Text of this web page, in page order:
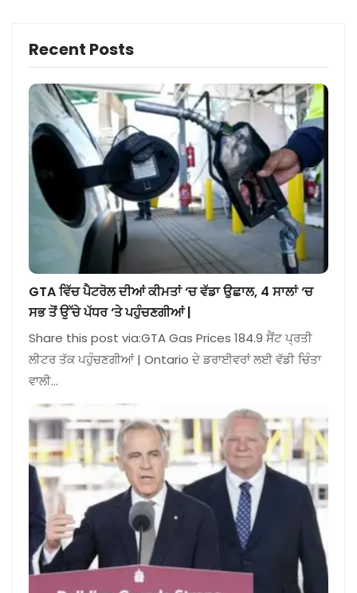
Recent Posts
GTA ਵਿੱਚ ਪੈਟਰੋਲ ਦੀਆਂ ਕੀਮਤਾਂ ‘ਚ ਵੱਡਾ ਉਛਾਲ, 4 ਸਾਲਾਂ ‘ਚ
ਸਭ ਤੋਂ ਉੱਚੇ ਪੱਧਰ ‘ਤੇ ਪਹੁੰਚਣਗੀਆਂ |
Share this post via:GTA Gas Prices 184.9 ਸੈਂਟ ਪ੍ਰਤੀ
ਲੀਟਰ ਤੱਕ ਪਹੁੰਚਣਗੀਆਂ | Ontario ਦੇ ਡਰਾਈਵਰਾਂ ਲਈ ਵੱਡੀ ਚਿੰਤਾ
ਵਾਲੀ…